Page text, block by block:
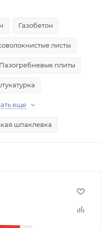
Газобетон
листы
Пазогребневые плиты
еще
шпаклевка